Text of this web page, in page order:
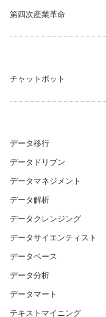
第四次産業革命
チャットボット
データ移行
データドリブン
データマネジメント
データ解析
データクレンジング
データサイエンティスト
データベース
データ分析
データマート
テキストマイニング